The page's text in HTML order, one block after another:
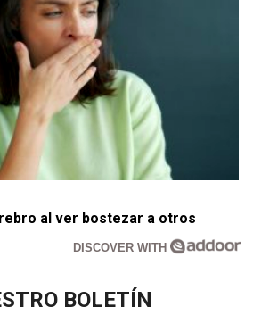
al ver bostezar a otros
DISCOVER WITH
BOLETÍN